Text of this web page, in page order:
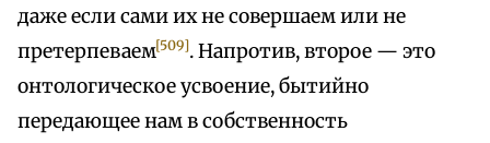
даже если сами их не совершаем или не
претерпеваем[509]. Напротив, второе — это
онтологическое усвоение, бытийно
передающее нам в собственность